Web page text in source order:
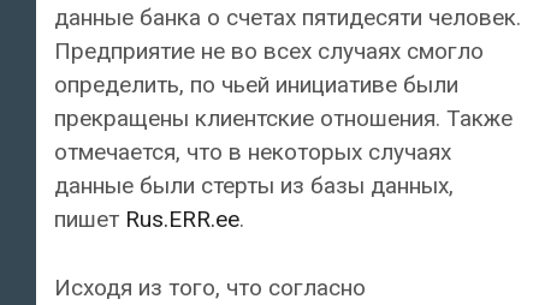
данные банка о счетах пятидесяти человек.
Предприятие не во всех случаях смогло
определить, по чьей инициативе были
прекращены клиентские отношения. Также
отмечается, что в некоторых случаях
данные были стерты из базы данных,
пишет Rus.ERR.ee.
Исходя из того, что согласно